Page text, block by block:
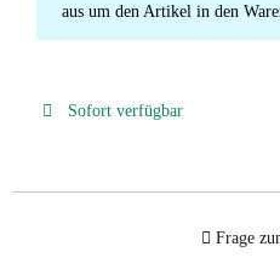
aus um den Artikel in den
Sofort verfügbar
Frage